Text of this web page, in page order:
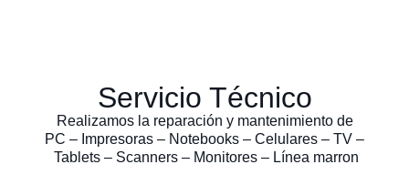
Servicio Técnico
Realizamos la reparación y mantenimiento de
PC – Impresoras – Notebooks – Celulares – TV –
Tablets – Scanners – Monitores – Línea marron